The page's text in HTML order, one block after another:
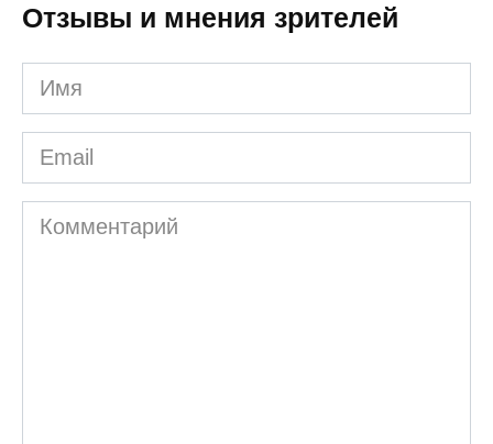
Отзывы и мнения зрителей
Имя
Email
Комментарий